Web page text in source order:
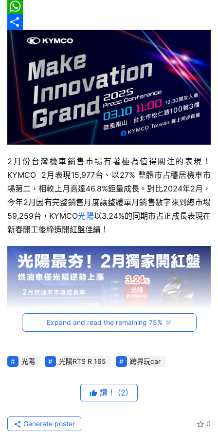
車
輛
空
間
實
測
機
試
駕
影
音
台
灣
車
與
C
A
節
目
o
o
k
e
a
d
aa
h
o
E
m
a
W
h分
享
2月份台灣機車銷售市場有著極為值得關注的表現！
KYMCO  2月表現15,977台、以27% 整體市占穩居機車市
場第二，相較上月高達46.8%鉅量成長。對比2024年2月，
今年2月因有完整銷售月度讓整體單月銷售數字來到總市場
59,259台，KYMCO光陽以3.24%的同期市占正成長表現在
新春開工後締造開紅盤佳績！
KYMCO RTS R 165為光陽白牌速克達近年來最強代表作。
挹注KYMCO銷量一大關鍵，自然是從今年1月開始交車後，
銷量即呈現井噴式成長的RTS R 165全面帶動，促成
跳升至2月份的26.9%
，撼動「白牌競技型速克達」板塊！
Expand and read the remaining 75%
光陽 光陽RTS R 165 跨界玩car
讚！ (2)
0
Generate poster